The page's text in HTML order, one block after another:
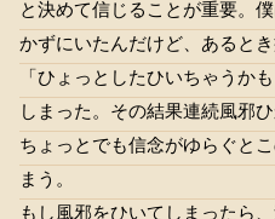
と決めて信じることが重要。
かずにいたんだけど、あると
「ひょっとしたひいちゃうか
しまった。その結果連続風邪
ちょっとでも信念がゆらぐと
まう。
もし風邪をひいてしまったら